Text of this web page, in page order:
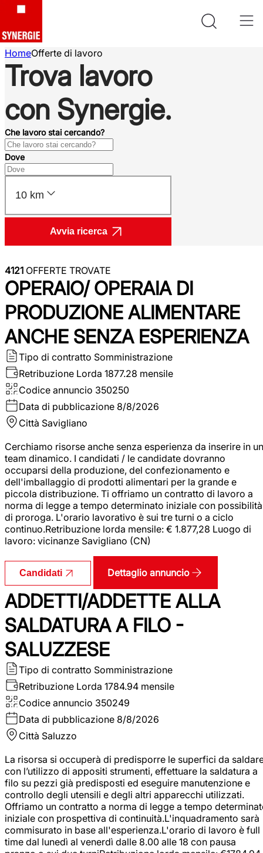
HomeOfferte di lavoro
Trova lavoro
con Synergie.
Che lavoro stai cercando?
Dove
10 km
Avvia ricerca
4121 OFFERTE TROVATE
OPERAIO/ OPERAIA DI
PRODUZIONE ALIMENTARE
ANCHE SENZA ESPERIENZA
Tipo di contratto Somministrazione
Retribuzione Lorda 1877.28 mensile
Codice annuncio 350250
Data di pubblicazione 8/8/2026
Città Savigliano
Cerchiamo risorse anche senza esperienza da inserire in un
team dinamico. I candidati / le candidate dovranno
occuparsi della produzione, del confezionamento e
dell'imballaggio di prodotti alimentari per la grande e
piccola distribuzione. Ti offriamo un contratto di lavoro a
norma di legge a tempo determinato iniziale con possibilità
di proroga. L'orario lavorativo è sui tre turni o a ciclo
continuo.Retribuzione lorda mensile: € 1.877,28 Luogo di
lavoro: vicinanze Savigliano (CN)
Candidati Dettaglio annuncio
ADDETTI/ADDETTE ALLA
SALDATURA A FILO -
SALUZZESE
Tipo di contratto Somministrazione
Retribuzione Lorda 1784.94 mensile
Codice annuncio 350249
Data di pubblicazione 8/8/2026
Città Saluzzo
La risorsa si occuperà di predisporre le superfici da
con l’utilizzo di appositi strumenti, effettuare la saldatura a
filo su pezzi già predisposti ed eseguire manutenzione e
controllo degli utensili e degli altri apparecchi utilizzati.
Offriamo un contratto a norma di legge a tempo
iniziale con prospettiva di continuità.L'inquadramento sarà
commisurato in base all'esperienza.L'orario di lavoro è full
time dal lunedì al venerdì dalle 8.00 alle 18 con pausa